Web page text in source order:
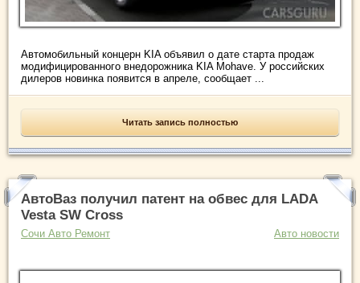
Автомобильный концерн KIA объявил о дате старта продаж
модифицированного внедорожника KIA Mohave. У российских
дилеров новинка появится в апреле, сообщает ...
Читать запись полностью
АвтоВаз получил патент на обвес для LADA
Vesta SW Cross
Сочи Авто Ремонт Авто новости